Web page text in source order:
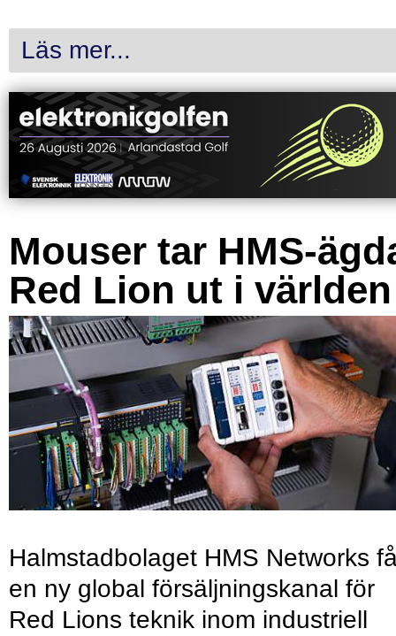
Läs mer...
Mouser tar HMS-
Red Lion ut i världen
Halmstadbolaget HMS Networks
en ny global försäljningskanal för
Red Lions teknik inom industriell